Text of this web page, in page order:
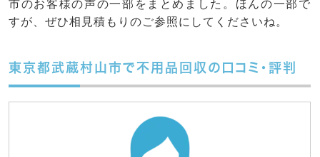
市のお客様の声の一部をまとめました。ほんの一部で
すが、ぜひ相見積もりのご参照にしてくださいね。
東京都武蔵村山市で不用品回収の口コミ・評判